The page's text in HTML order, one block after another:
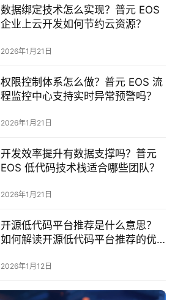
数据绑定技术怎么实现？普元 EOS
企业上云开发如何节约云资源？
2026年1月21日
权限控制体系怎么做？普元 EOS 流
程监控中心支持实时异常预警吗？
2026年1月21日
开发效率提升有数据支撑吗？普元
EOS 低代码技术栈适合哪些团队？
2026年1月21日
开源低代码平台推荐是什么意思？
如何解读开源低代码平台推荐的优
2026年1月12日